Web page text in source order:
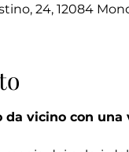
24, 12084
da vicino con